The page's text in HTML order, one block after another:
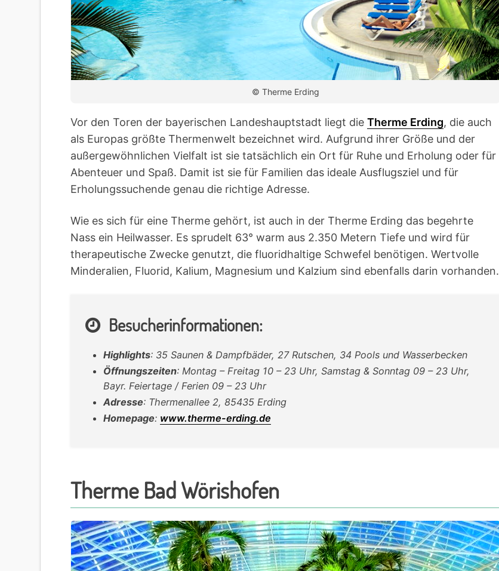
© Therme Erding
Vor den Toren der bayerischen Landeshauptstadt liegt die Therme Erding, die auch
als Europas größte Thermenwelt bezeichnet wird. Aufgrund ihrer Größe und der
außergewöhnlichen Vielfalt ist sie tatsächlich ein Ort für Ruhe und Erholung oder für
Abenteuer und Spaß. Damit ist sie für Familien das ideale Ausflugsziel und für
Erholungssuchende genau die richtige Adresse.
Wie es sich für eine Therme gehört, ist auch in der Therme Erding das begehrte
Nass ein Heilwasser. Es sprudelt 63° warm aus 2.350 Metern Tiefe und wird für
therapeutische Zwecke genutzt, die fluoridhaltige Schwefel benötigen. Wertvolle
Minderalien, Fluorid, Kalium, Magnesium und Kalzium sind ebenfalls darin vorhanden.
Besucherinformationen:
Highlights: 35 Saunen & Dampfbäder, 27 Rutschen, 34 Pools und Wasserbecken
Öffnungszeiten: Montag – Freitag 10 – 23 Uhr, Samstag & Sonntag 09 – 23 Uhr,
Bayr. Feiertage / Ferien 09 – 23 Uhr
Adresse: Thermenallee 2, 85435 Erding
Homepage: www.therme-erding.de
Therme Bad Wörishofen